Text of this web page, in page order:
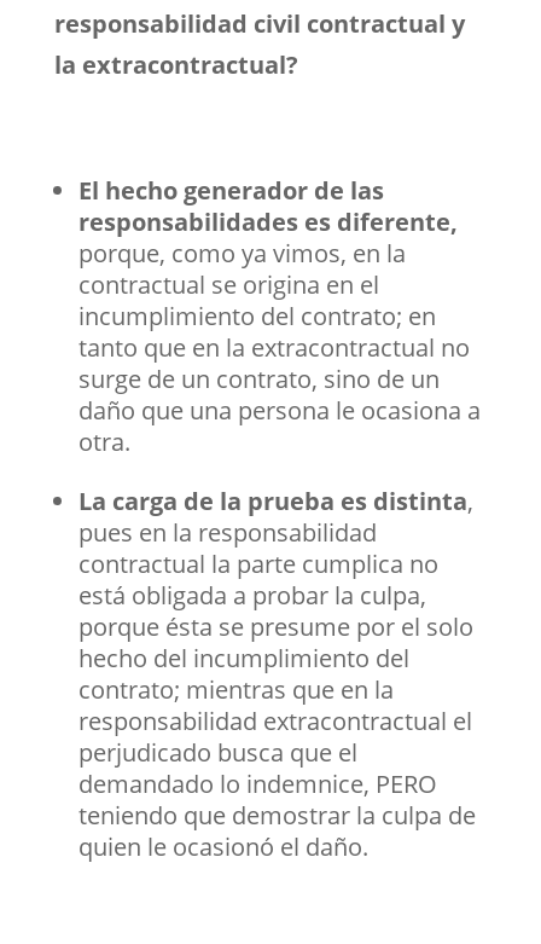
responsabilidad civil contractual y
la extracontractual?
El hecho generador de las
responsabilidades es diferente,
porque, como ya vimos, en la
contractual se origina en el
incumplimiento del contrato; en
tanto que en la extracontractual no
surge de un contrato, sino de un
daño que una persona le ocasiona a
otra.
La carga de la prueba es distinta,
pues en la responsabilidad
contractual la parte cumplica no
está obligada a probar la culpa,
porque ésta se presume por el solo
hecho del incumplimiento del
contrato; mientras que en la
responsabilidad extracontractual el
perjudicado busca que el
demandado lo indemnice, PERO
teniendo que demostrar la culpa de
quien le ocasionó el daño.